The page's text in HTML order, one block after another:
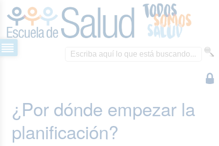
¿Por dónde empezar la
planificación?